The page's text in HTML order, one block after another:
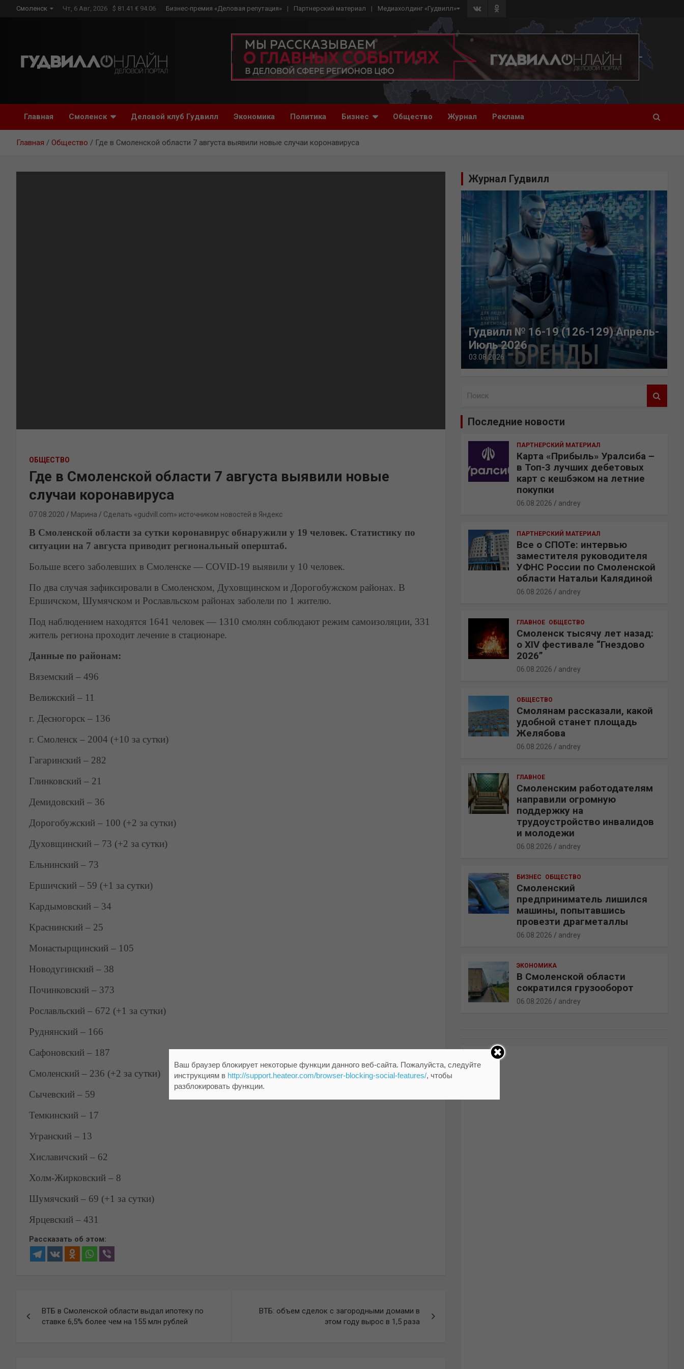
Смоленск Чт, 6 Авг, 2026 $ 81.41 € 94.06 Бизнес-премия «Деловая репутация» Партнерский материал Медиахолдинг «Гудвилл»
Главная Смоленск Деловой клуб Гудвилл Экономика Политика Бизнес Общество Журнал Реклама
Главная Общество Где в Смоленской области 7 августа выявили новые случаи коронавируса
ОБЩЕСТВО
Где в Смоленской области 7 августа выявили новые
случаи коронавируса
07.08.2020 Марина Сделать «gudvill.com» источником новостей в Яндекс
В Смоленской области за сутки коронавирус обнаружили у 19 человек. Статистику по
ситуации на 7 августа приводит региональный оперштаб.
Больше всего заболевших в Смоленске — COVID-19 выявили у 10 человек.
По два случая зафиксировали в Смоленском, Духовщинском и Дорогобужском районах. В
Ершичском, Шумячском и Рославльском районах заболели по 1 жителю.
Под наблюдением находятся 1641 человек — 1310 смолян соблюдают режим самоизоляции, 331
житель региона проходит лечение в стационаре.
Данные по районам:
Вяземский – 496
Велижский – 11
г. Десногорск – 136
г. Смоленск – 2004 (+10 за сутки)
Гагаринский – 282
Глинковский – 21
Демидовский – 36
Дорогобужский – 100 (+2 за сутки)
Духовщинский – 73 (+2 за сутки)
Ельнинский – 73
Ершичский – 59 (+1 за сутки)
Кардымовский – 34
Краснинский – 25
Монастырщинский – 105
Новодугинский – 38
Починковский – 373
Рославльский – 672 (+1 за сутки)
Руднянский – 166
Сафоновский – 187
Смоленский – 236 (+2 за сутки)
Сычевский – 59
Темкинский – 17
Угранский – 13
Хиславичский – 62
Холм-Жирковский – 8
Шумячский – 69 (+1 за сутки)
Ярцевский – 431
Рассказать об этом:
по
ВТБ в Смоленской области выдал ипотеку по
ставке 6,5% более чем на 155 млн рублей
ВТБ: объем сделок с загородными домами в
этом году вырос в 1,5 раза
Журнал Гудвилл
Гудвилл № 16-19 (126-129) Апрель-
Июль 2026
03.08.2026
Последние новости
ПАРТНЕРСКИЙ МАТЕРИАЛ
Карта «Прибыль» Уралсиба –
в Топ-3 лучших дебетовых
карт с кешбэком на летние
покупки
06.08.2026 andrey
ПАРТНЕРСКИЙ МАТЕРИАЛ
Все о СПОТе: интервью
заместителя руководителя
УФНС России по Смоленской
области Натальи Калядиной
06.08.2026 andrey
ГЛАВНОЕ ОБЩЕСТВО
Смоленск тысячу лет назад:
о XIV фестивале “Гнездово
2026”
06.08.2026 andrey
ОБЩЕСТВО
Смолянам рассказали, какой
удобной станет площадь
Желябова
06.08.2026 andrey
ГЛАВНОЕ
Смоленским работодателям
направили огромную
поддержку на
трудоустройство инвалидов
и молодежи
06.08.2026 andrey
БИЗНЕС ОБЩЕСТВО
Смоленский
предприниматель лишился
машины, попытавшись
провезти драгметаллы
06.08.2026 andrey
ЭКОНОМИКА
В Смоленской области
сократился грузооборот
06.08.2026 andrey
Ваш браузер блокирует некоторые функции данного веб-сайта. Пожалуйста, следуйте
инструкциям в http://support.heateor.com/browser-blocking-social-features/, чтобы
разблокировать функции.